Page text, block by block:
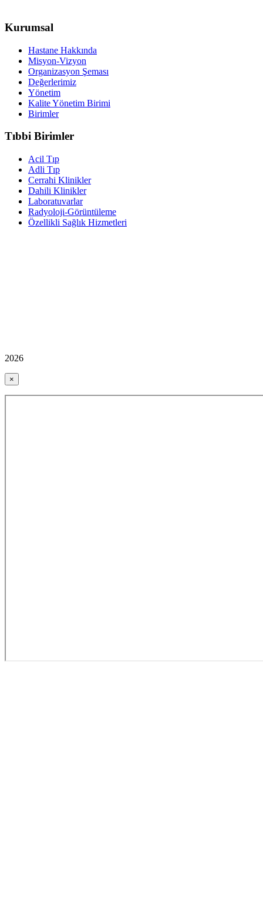
Kurumsal
Hastane Hakkında
Misyon-Vizyon
Organizasyon Şeması
Değerlerimiz
Yönetim
Kalite Yönetim Birimi
Birimler
Tıbbi Birimler
Acil Tıp
Adli Tıp
Cerrahi Klinikler
Dahili Klinikler
Laboratuvarlar
Radyoloji-Görüntüleme
Özellikli Sağlık Hizmetleri
2026
×